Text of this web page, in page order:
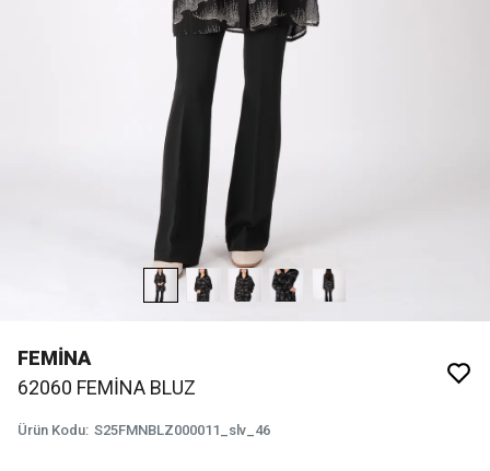
FEMİNA
62060 FEMİNA BLUZ
Ürün Kodu: S25FMNBLZ000011_slv_46